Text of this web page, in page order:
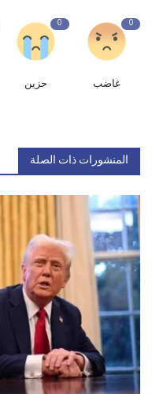
0
غاضب
0
حزين
المنشورات ذات الصلة